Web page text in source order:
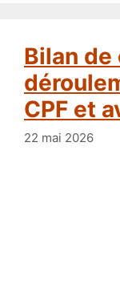
Bilan de compétences : prix,
CPF et
22 mai 2026